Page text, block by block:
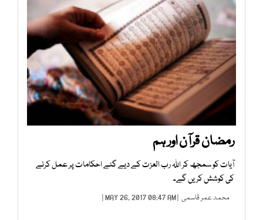
رمضان قرآن اور ہم
آیات کو سمجھ کر اﷲ رب العزت کے دیے گئے احکامات پر عمل کرنے
کی کوشش کریں گے۔
محمد عمر قاسمی | MAY 26, 2017 08:47 AM |